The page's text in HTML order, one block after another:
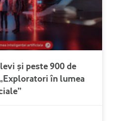
și peste 900 de
în lumea